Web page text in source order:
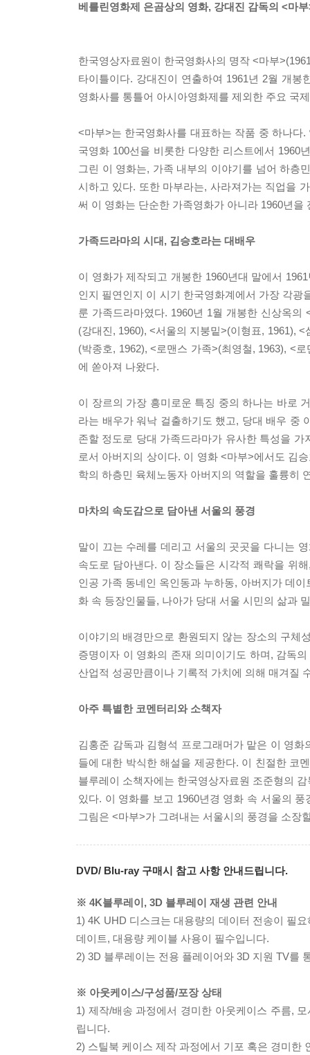
베를린영화제 은곰상의 영화, 강대진 감독의 <마
한국영상자료원이 한국영화사의 명작 <마부
타이틀이다. 강대진이 연출하여 1961년 2월 개
영화사를 통틀어 아시아영화제를 제외한 주요 국
<마부>는 한국영화사를 대표하는 작품 중 하나다
국영화 100선을 비롯한 다양한 리스트에서 1960
그린 이 영화는, 가족 내부의 이야기를 넘어 하층
시하고 있다. 또한 마부라는, 사라져가는 직업을
써 이 영화는 단순한 가족영화가 아니라 1960년
가족드라마의 시대, 김승호라는 대배우
이 영화가 제작되고 개봉한 1960년대 말에서
인지 필연인지 이 시기 한국영화계에서 가장 각
룬 가족드라마였다. 1960년 1월 개봉한 신상옥
(강대진, 1960), <서울의 지붕밑>(이형표, 1961),
(박종호, 1962), <로맨스 가족>(최영철, 1963), <
에 쏟아져 나왔다.
이 장르의 가장 흥미로운 특징 중의 하나는 바로
라는 배우가 워낙 걸출하기도 했고, 당대 배우 중
존할 정도로 당대 가족드라마가 유사한 특성을
로서 아버지의 상이다. 이 영화 <마부>에서도 김
학의 하층민 육체노동자 아버지의 역할을 훌륭히
마차의 속도감으로 담아낸 서울의 풍경
말이 끄는 수레를 데리고 서울의 곳곳을 다니는
속도로 담아낸다. 이 장소들은 시각적 쾌락을 위
인공 가족 동네인 옥인동과 누하동, 아버지가 데
화 속 등장인물들, 나아가 당대 서울 시민의 삶과
이야기의 배경만으로 환원되지 않는 장소의 구체
증명이자 이 영화의 존재 의미이기도 하며, 감독
산업적 성공만큼이나 기록적 가치에 의해 매겨질
아주 특별한 코멘터리와 소책자
김홍준 감독과 김형석 프로그래머가 맡은 이 영
들에 대한 박식한 해설을 제공한다. 이 친절한 코
블루레이 소책자에는 한국영상자료원 조준형의
있다. 이 영화를 보고 1960년경 영화 속 서울의
그림은 <마부>가 그려내는 서울시의 풍경을 소장
DVD/ Blu-ray 구매시 참고 사항 안내드립니다.
※ 4K블루레이, 3D 블루레이 재생 관련 안내
1) 4K UHD 디스크는 대용량의 데이터 전송이 필
데이트, 대용량 케이블 사용이 필수입니다.
2) 3D 블루레이는 전용 플레이어와 3D 지원 TV를
※ 아웃케이스/구성품/포장 상태
1) 제작/배송 과정에서 경미한 아웃케이스 주름,
립니다.
2) 스틸북 케이스 제작 과정에서 기포 혹은 경미한